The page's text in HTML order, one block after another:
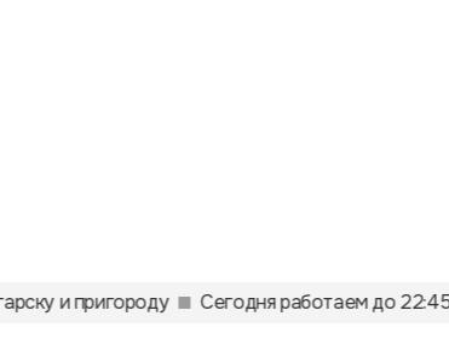
и пригороду Сегодня работаем до 22:45